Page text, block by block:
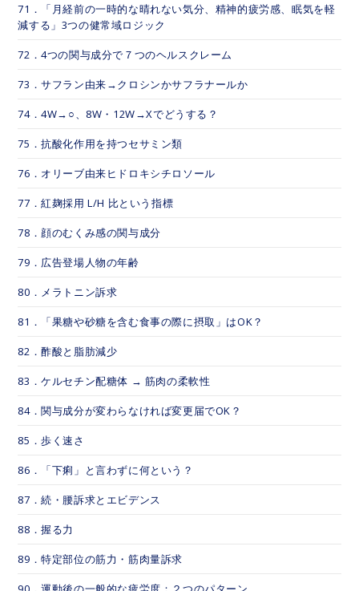
71．「月経前の一時的な晴れない気分、精神的疲労感、眠気を軽
減する」3つの健常域ロジック
72．4つの関与成分で７つのヘルスクレーム
73．サフラン由来→クロシンかサフラナールか
74．4W→○、8W・12W→Xでどうする？
75．抗酸化作用を持つセサミン類
76．オリーブ由来ヒドロキシチロソール
77．紅麹採用 L/H 比という指標
78．顔のむくみ感の関与成分
79．広告登場人物の年齢
80．メラトニン訴求
81．「果糖や砂糖を含む食事の際に摂取」はOK？
82．酢酸と脂肪減少
83．ケルセチン配糖体 → 筋肉の柔軟性
84．関与成分が変わらなければ変更届でOK？
85．歩く速さ
86．「下痢」と言わずに何という？
87．続・腰訴求とエビデンス
88．握る力
89．特定部位の筋力・筋肉量訴求